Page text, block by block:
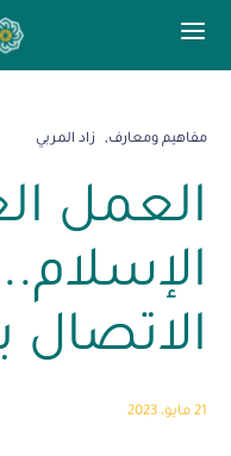
مفاهيم ومعارف زاد المربي
العمل
الاتصال
21 مايو، 2023